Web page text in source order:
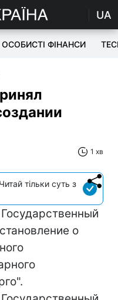
UA
ОСОБИСТІ ФІНАНСИ
1 хв
тільки суть з
о